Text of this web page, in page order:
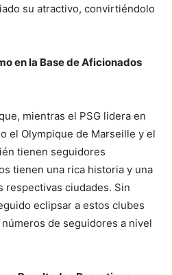
su atractivo, convirtiéndolo
en la Base de Aficionados
mientras el PSG lidera en
el Olympique de Marseille y el
tienen seguidores
tienen una rica historia y una
respectivas ciudades. Sin
eclipsar a estos clubes
de seguidores a nivel